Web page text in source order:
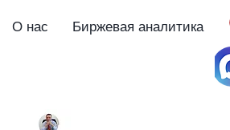
О нас Биржевая аналитика